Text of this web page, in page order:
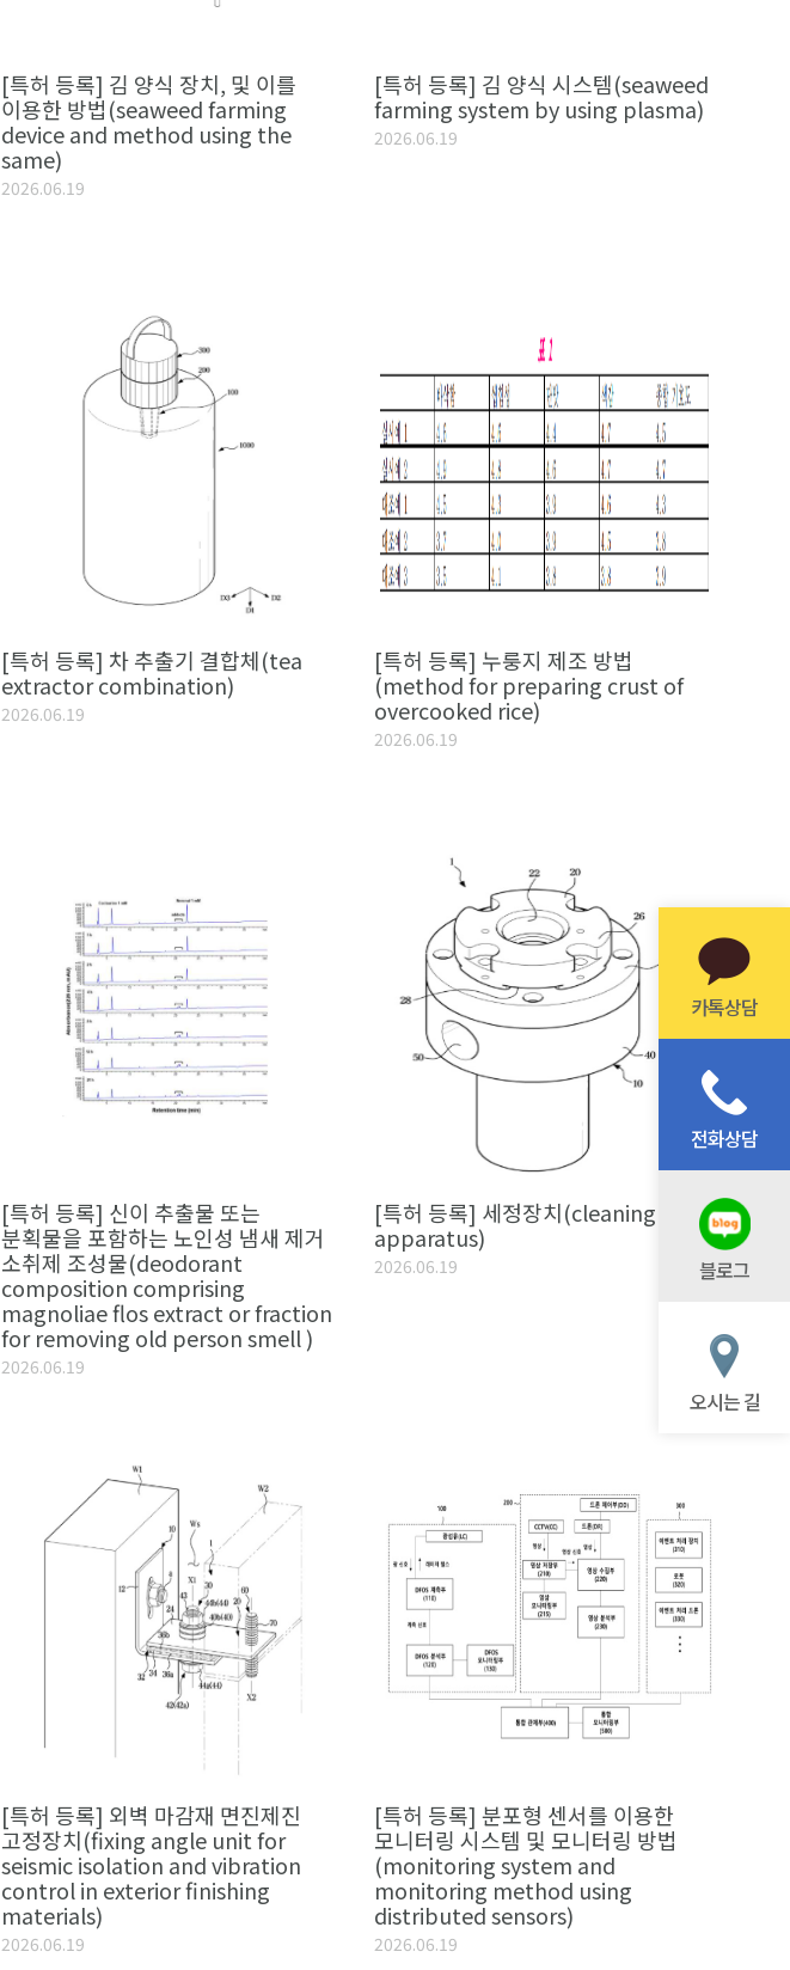
[특허 등록] 김 양식 장치, 및 이를
이용한 방법(seaweed farming
device and method using the
same)
2026.06.19
[특허 등록] 김 양식 시스템(seaweed
farming system by using plasma)
2026.06.19
[특허 등록] 차 추출기 결합체(tea
extractor combination)
2026.06.19
[특허 등록] 누룽지 제조 방법
(method for preparing crust of
overcooked rice)
2026.06.19
[특허 등록] 신이 추출물 또는
분획물을 포함하는 노인성 냄새 제거
소취제 조성물(deodorant
composition comprising
magnoliae flos extract or fraction
for removing old person smell )
2026.06.19
[특허 등록] 세정장치(cleaning
apparatus)
2026.06.19
[특허 등록] 외벽 마감재 면진제진
고정장치(fixing angle unit for
seismic isolation and vibration
control in exterior finishing
materials)
2026.06.19
[특허 등록] 분포형 센서를 이용한
모니터링 시스템 및 모니터링 방법
(monitoring system and
monitoring method using
distributed sensors)
2026.06.19
카톡상담
전화상담
블로그
오시는 길